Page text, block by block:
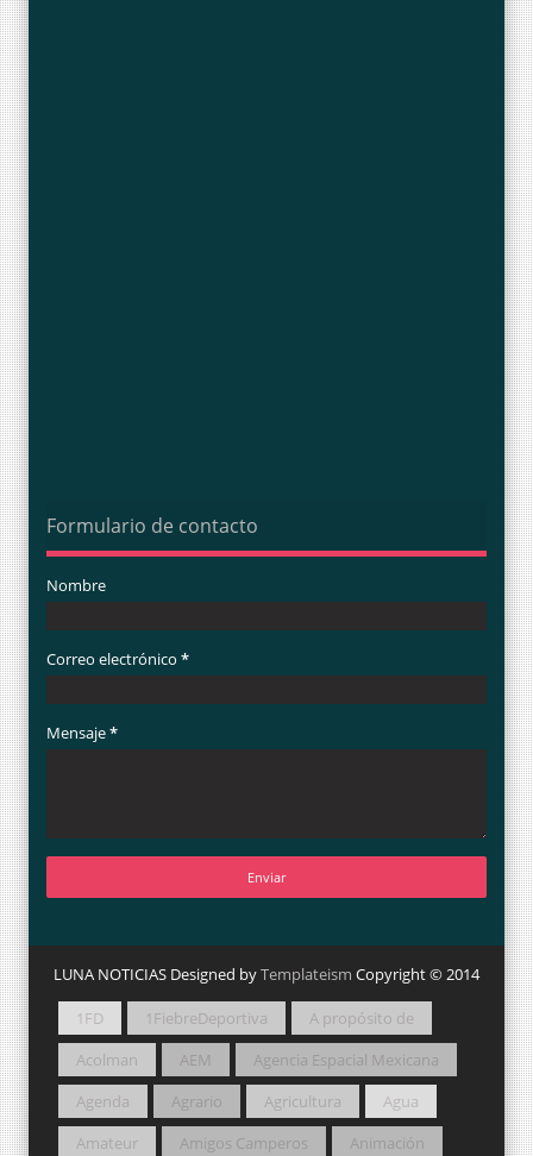
Formulario de contacto
Nombre
Correo electrónico *
Mensaje*
LUNA NOTICIAS Designed byTemplateism Copyright © 2014
1FD 1FiebreDeportiva
A propósito de
Acolman
AEM
Agencia Espacial Mexicana
Agenda
Agrario Agricultura
Agua
Amateur
Amigos Camperos
Animación